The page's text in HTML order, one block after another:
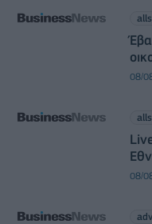
08/
08/